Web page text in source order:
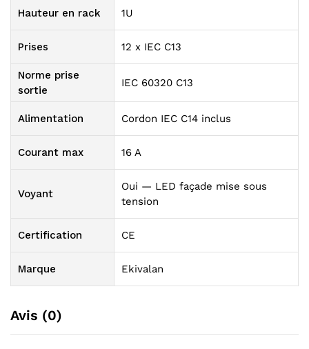
Hauteur en rack 1U
Prises 12 x IEC C13
Norme prise
sortie
IEC 60320 C13
Alimentation Cordon IEC C14 inclus
Courant max 16 A
Voyant
Oui — LED façade mise sous
tension
Certification CE
Marque Ekivalan
Avis (0)